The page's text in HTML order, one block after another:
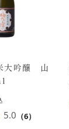
大吟醸 山
5.0 （6）